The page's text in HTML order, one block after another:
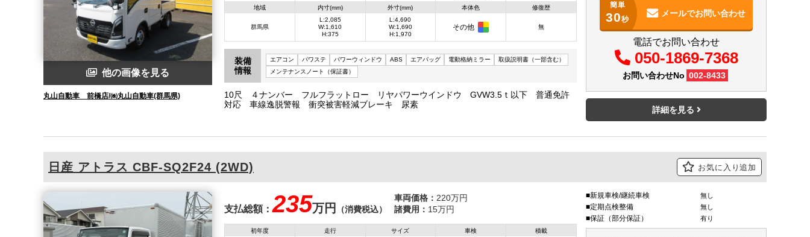
他の画像を見る
丸山自動車 前橋店/㈱丸山自動車(群馬県)
地域
群馬県
内寸(mm)
L:2,085
W:1,610
H:375
外寸(mm)
L:4,690
W:1,690
H:1,970
本体色
その他
修復歴
無
装備
情報
エアコン パワステ パワーウィンドウ ABS エアバッグ 電動格納ミラー
取扱説明書（一部含む）
メンテナンスノート（保証書）
10尺 ４ナンバー フルフラットロー リヤパワーウインドウ GVW3.5ｔ以下 普通免許
対応 車線逸脱警報 衝突被害軽減ブレーキ 尿素
簡単
30秒
メールでお問い合わせ
電話でお問い合わせ
050-1869-7368
お問い合わせNo 002-8433
詳細を見る
日産 アトラス CBF-SQ2F24 (2WD) お気に入り追加
支払総額：235万円 （消費税込）
車両価格： 220万円
諸費用： 15万円
初年度 走行 サイズ 車検 積載
新規車検/継続車検 無し
定期点検整備 無し
保証（部分保証） 有り